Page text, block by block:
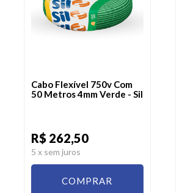
Cabo Flexível 750v Com
50 Metros 4mm Verde - Sil
R$ 262,50
5 x sem juros
COMPRAR